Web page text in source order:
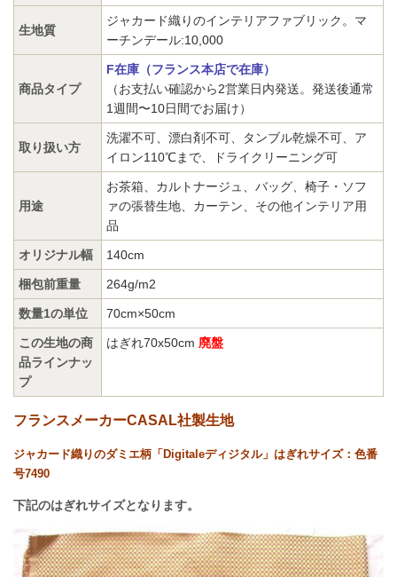
生地質
ジャカード織りのインテリアファブリック。マ
ーチンデール:10,000
商品タイプ
F在庫（フランス本店で在庫）
（お支払い確認から2営業日内発送。発送後通常
1週間〜10日間でお届け）
取り扱い方
洗濯不可、漂白剤不可、タンブル乾燥不可、ア
イロン110℃まで、ドライクリーニング可
用途
お茶箱、カルトナージュ、バッグ、椅子・ソフ
ァの張替生地、カーテン、その他インテリア用
品
オリジナル幅 140cm
梱包前重量 264g/m2
数量1の単位 70cm×50cm
この生地の商
品ラインナッ
プ
はぎれ70x50cm 廃盤
フランスメーカーCASAL社製生地
ジャカード織りのダミエ柄「Digitaleディジタル」はぎれサイズ：色番
号7490
下記のはぎれサイズとなります。